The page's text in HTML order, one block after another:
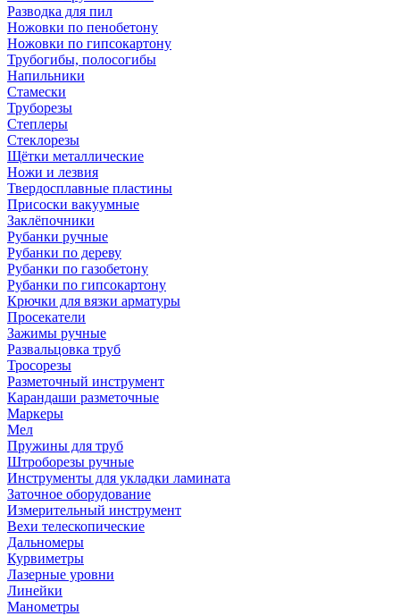
Разводка для пил
Ножовки по пенобетону
Ножовки по гипсокартону
Трубогибы, полосогибы
Напильники
Стамески
Труборезы
Степлеры
Стеклорезы
Щётки металлические
Ножи и лезвия
Твердосплавные пластины
Присоски вакуумные
Заклёпочники
Рубанки ручные
Рубанки по дереву
Рубанки по газобетону
Рубанки по гипсокартону
Крючки для вязки арматуры
Просекатели
Зажимы ручные
Развальцовка труб
Тросорезы
Разметочный инструмент
Карандаши разметочные
Маркеры
Мел
Пружины для труб
Штроборезы ручные
Инструменты для укладки ламината
Заточное оборудование
Измерительный инструмент
Вехи телескопические
Дальномеры
Курвиметры
Лазерные уровни
Линейки
Манометры